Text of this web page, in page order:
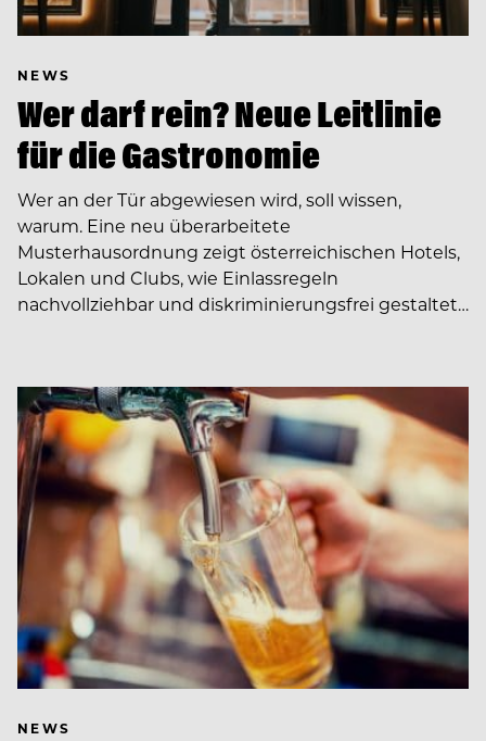
NEWS
Wer darf rein? Neue Leitlinie
für die Gastronomie
Wer an der Tür abgewiesen wird, soll wissen,
warum. Eine neu überarbeitete
Musterhausordnung zeigt österreichischen Hotels,
Lokalen und Clubs, wie Einlassregeln
nachvollziehbar und diskriminierungsfrei gestaltet…
NEWS